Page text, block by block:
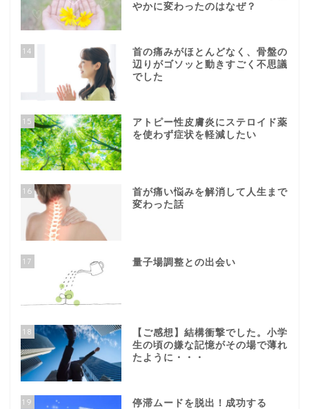
やかに変わったのはなぜ？
14
首の痛みがほとんどなく、骨盤の
辺りがゴソッと動きすごく不思議
でした
15
アトピー性皮膚炎にステロイド薬
を使わず症状を軽減したい
16
首が痛い悩みを解消して人生まで
変わった話
17 量子場調整との出会い
18
【ご感想】結構衝撃でした。小学
生の頃の嫌な記憶がその場で薄れ
たように・・・
19
停滞ムードを脱出！成功する